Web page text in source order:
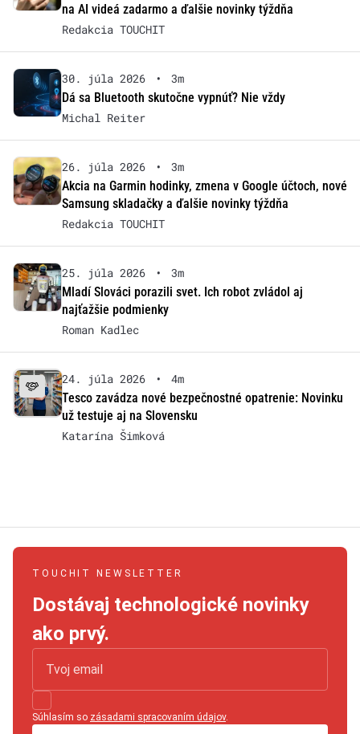
na AI videá zadarmo a ďalšie novinky týždňa
Redakcia TOUCHIT
30. júla 2026 •
3m
Dá sa Bluetooth skutočne vypnúť? Nie vždy
Michal Reiter
26. júla 2026 •
3m
Akcia na Garmin hodinky, zmena v Google účtoch, nové
Samsung skladačky a ďalšie novinky týždňa
Redakcia TOUCHIT
25. júla 2026 •
3m
Mladí Slováci porazili svet. Ich robot zvládol aj
najťažšie podmienky
Roman Kadlec
24. júla 2026 •
4m
Tesco zavádza nové bezpečnostné opatrenie: Novinku
už testuje aj na Slovensku
Katarína Šimková
TOUCHIT NEWSLETTER
Dostávaj technologické novinky
ako prvý.
Súhlasím so zásadami spracovaním údajov.